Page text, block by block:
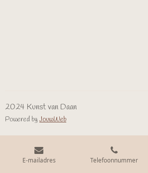
2024 Kunst van Daan
Powered by JouwWeb
E-mailadres Telefoonnummer